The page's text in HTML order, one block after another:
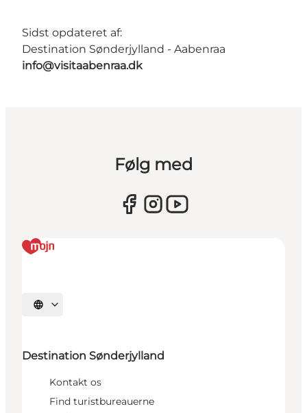
Sidst opdateret af:
Destination Sønderjylland - Aabenraa
info@visitaabenraa.dk
Følg med
Vælg sprog
Destination Sønderjylland
Kontakt os
Find turistbureauerne